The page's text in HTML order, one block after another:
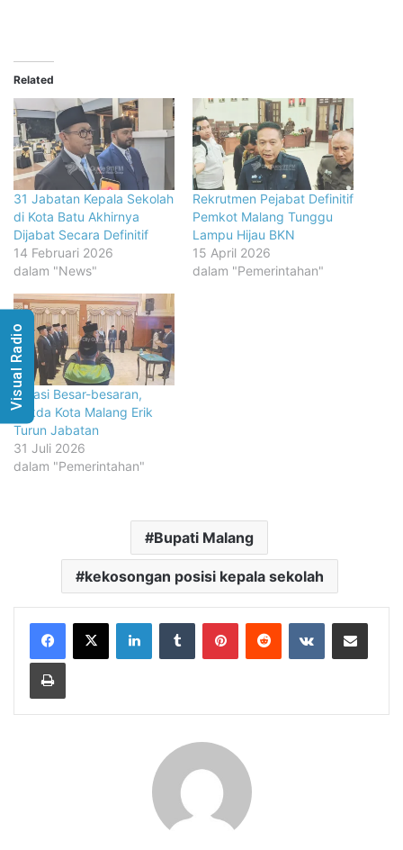
Related
31 Jabatan Kepala Sekolah
di Kota Batu Akhirnya
Dijabat Secara Definitif
14 Februari 2026
dalam "News"
Rekrutmen Pejabat Definitif
Pemkot Malang Tunggu
Lampu Hijau BKN
15 April 2026
dalam "Pemerintahan"
Rotasi Besar-besaran,
Sekda Kota Malang Erik
Turun Jabatan
31 Juli 2026
dalam "Pemerintahan"
Bupati Malang
kekosongan posisi kepala sekolah
LinkedInTumblr PinterestReddit VKontakteShare via Email
Print
Visual Radio